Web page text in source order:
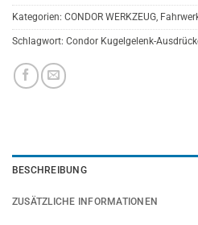
Kategorien: CONDOR WERKZEUG,
Schlagwort: Condor Kugelgelenk-
BESCHREIBUNG
ZUSÄTZLICHE INFORMATIONEN